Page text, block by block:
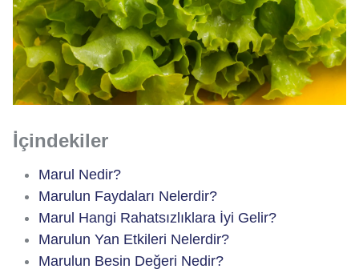
İçindekiler
Marul Nedir?
Marulun Faydaları Nelerdir?
Marul Hangi Rahatsızlıklara İyi Gelir?
Marulun Yan Etkileri Nelerdir?
Marulun Besin Değeri Nedir?